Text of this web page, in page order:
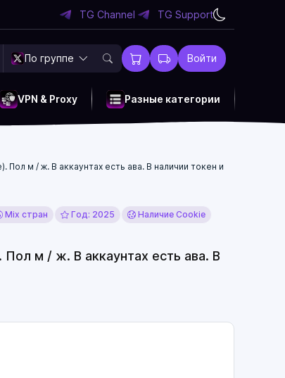
TG Channel TG Support
По группе Войти
VPN & Proxy Разные категории
м / ж. В аккаунтах есть ава. В наличии токен и
Mix стран Год: 2025
Наличие Cookie
м / ж. В аккаунтах есть ава. В